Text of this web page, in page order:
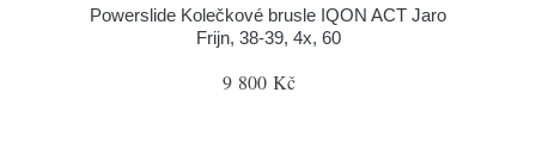
Powerslide Kolečkové brusle IQON ACT Jaro
Frijn, 38-39, 4x, 60
9 800 Kč